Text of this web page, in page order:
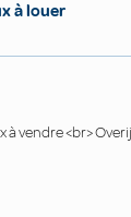
à louer